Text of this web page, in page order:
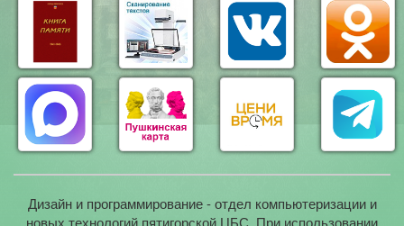
Дизайн и программирование - отдел компьютеризации и